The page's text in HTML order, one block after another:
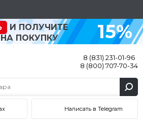
И ПОЛУЧИТЕ
ПОКУПКУ
15%
8 (831) 231-01-96
8 (800) 707-70-34
Написать в Telegram